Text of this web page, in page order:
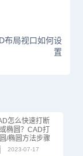
布局视口如何设
置
怎么快速打断
椭圆？CAD打
/椭圆方法步骤
2023-07-17